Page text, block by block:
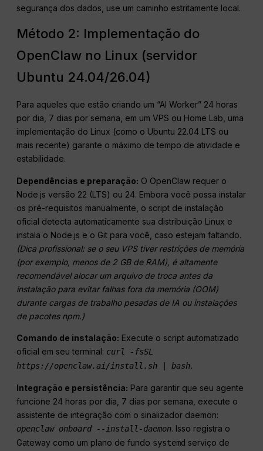
segurança dos dados, use um caminho estritamente local.
Método 2: Implementação do
OpenClaw no Linux (servidor
Ubuntu 24.04/26.04)
Para aqueles que estão criando um “AI Worker” 24 horas
por dia, 7 dias por semana, em um VPS ou Home Lab, uma
implementação do Linux (como o Ubuntu 22.04 LTS ou
mais recente) garante o máximo de tempo de atividade e
estabilidade.
Dependências e preparação: O OpenClaw requer o
Node.js versão 22 (LTS) ou 24. Embora você possa instalar
os pré-requisitos manualmente, o script de instalação
oficial detecta automaticamente sua distribuição Linux e
instala o Node.js e o Git para você, caso estejam faltando.
(Dica profissional: se o seu VPS tiver restrições de memória
(por exemplo, menos de 2 GB de RAM), é altamente
recomendável alocar um arquivo de troca antes da
instalação para evitar falhas fora da memória (OOM)
durante cargas de trabalho pesadas de IA ou instalações
de pacotes npm.)
Comando de instalação: Execute o script automatizado
oficial em seu terminal: curl -fsSL
https://openclaw.ai/install.sh | bash.
Integração e persistência: Para garantir que seu agente
funcione 24 horas por dia, 7 dias por semana, execute o
assistente de integração com o sinalizador daemon:
openclaw onboard --install-daemon. Isso registra o
Gateway como um plano de fundo systemd serviço de